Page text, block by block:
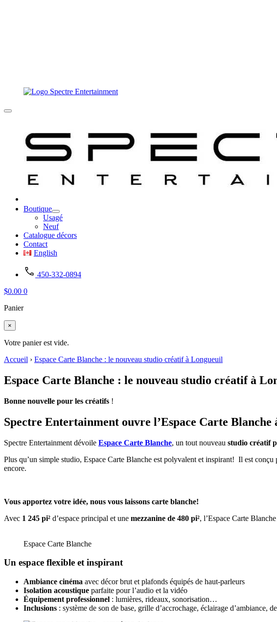
Boutique
Usagé
Neuf
Catalogue décors
Contact
English
450-332-0894
$0.00 0
Panier
×
Votre panier est vide.
Accueil › Espace Carte Blanche : le nouveau studio créatif à Longueuil
Espace Carte Blanche : le nouveau studio créatif à
Bonne nouvelle pour les créatifs !
Spectre Entertainment ouvre l’Espace Carte Blanche
Spectre Entertainment dévoile Espace Carte Blanche, un tout nouveau studio créatif
Plus qu’un simple studio, Espace Carte Blanche est polyvalent et inspirant! Il est
encore.
Vous apportez votre idée, nous vous laissons carte blanche!
Avec 1 245 pi² d’espace principal et une mezzanine de 480 pi², l’Espace Carte
Espace Carte Blanche
Un espace flexible et inspirant
Ambiance cinéma avec décor brut et plafonds équipés de haut-parleurs
Isolation acoustique parfaite pour l’audio et la vidéo
Équipement professionnel : lumières, rideaux, sonorisation…
Inclusions : système de son de base, grille d’accrochage, éclairage d’ambiance,